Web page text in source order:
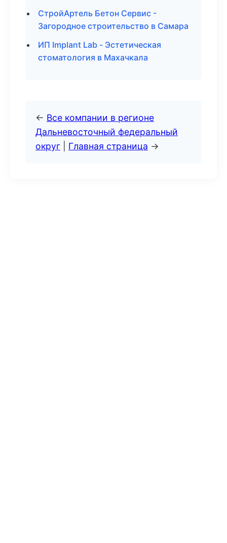
СтройАртель Бетон Сервис -
Загородное строительство в Самара
ИП Implant Lab - Эстетическая
стоматология в Махачкала
← Все компании в регионе
Дальневосточный федеральный
округ
Главная страница →